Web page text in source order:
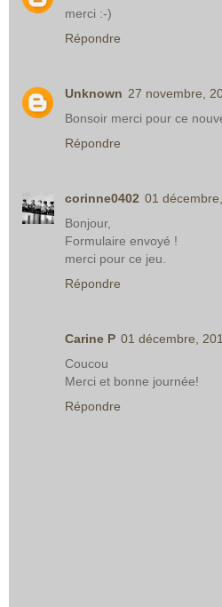
merci :-)
Répondre
Unknown 27 novembre,
Bonsoir merci pour ce
Répondre
corinne0402 01
Bonjour,
Formulaire envoyé !
merci pour ce jeu.
Répondre
Carine P 01 décembre,
Coucou
Merci et bonne journée!
Répondre